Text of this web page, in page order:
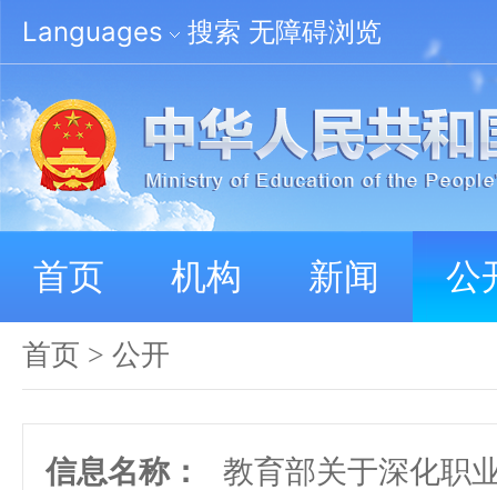
Languages 搜索 无障碍浏览
首页 机构 新闻 公
首页 > 公开
信息名称：
教育部关于深化职